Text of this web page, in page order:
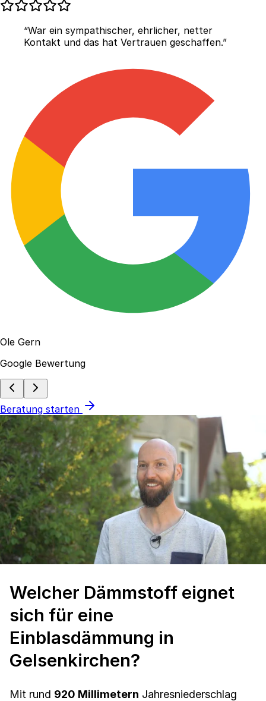
“War ein sympathischer, ehrlicher, netter
Kontakt und das hat Vertrauen geschaffen.”
Ole Gern
Google Bewertung
Beratung starten
Welcher Dämmstoff eignet
sich für eine
Einblasdämmung in
Gelsenkirchen?
Mit rund 920 Millimetern Jahresniederschlag